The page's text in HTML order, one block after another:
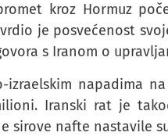
kroz Hormuz
je posvećenost
s Iranom o
izraelskim napadima
Iranski rat je
sirove nafte nastavile